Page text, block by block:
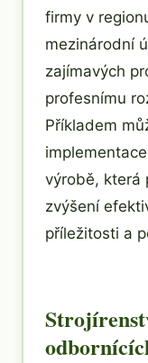
firmy v
mezinárodní
zajímavých
profesnímu
Příkladem
výrobě, která
zvýšení
příležitosti a